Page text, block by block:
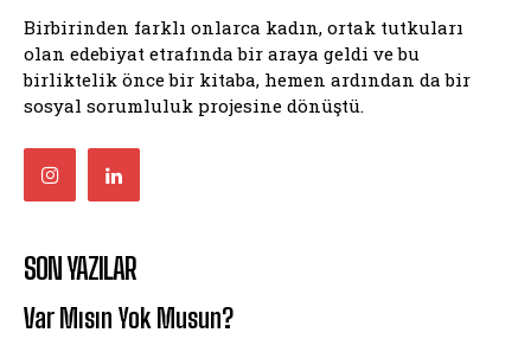
Birbirinden farklı onlarca kadın, ortak tutkuları
olan edebiyat etrafında bir araya geldi ve bu
birliktelik önce bir kitaba, hemen ardından da bir
sosyal sorumluluk projesine dönüştü.
SON YAZILAR
Var Mısın Yok Musun?